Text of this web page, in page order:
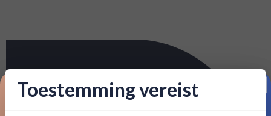
Toestemming vereist
Proost op je eerste korting!